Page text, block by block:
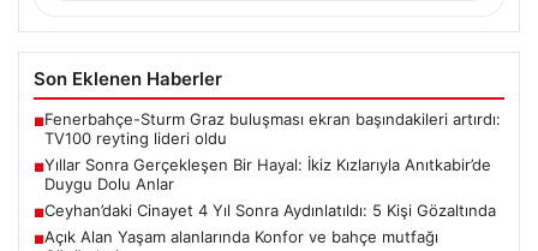
Son Eklenen Haberler
■Fenerbahçe-Sturm Graz buluşması ekran başındakileri artırdı:
TV100 reyting lideri oldu
■Yıllar Sonra Gerçekleşen Bir Hayal: İkiz Kızlarıyla Anıtkabir’de
Duygu Dolu Anlar
■Ceyhan’daki Cinayet 4 Yıl Sonra Aydınlatıldı: 5 Kişi Gözaltında
■Açık Alan Yaşam alanlarında Konfor ve bahçe mutfağı